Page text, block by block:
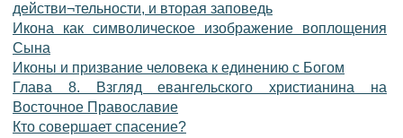
действи¬тельности, и вторая заповедь
Икона как символическое изображение воплощения
Сына
Иконы и призвание человека к единению с Богом
Глава 8. Взгляд евангельского христианина на
Восточное Православие
Кто совершает спасение?